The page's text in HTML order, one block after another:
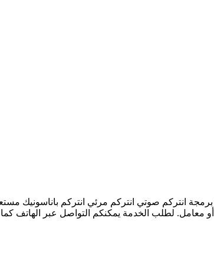
انتركم صوتي انتركم مرئي انتركم باناسونيك
لطلب الخدمة يمكنكم التواصل عبر الهاتف